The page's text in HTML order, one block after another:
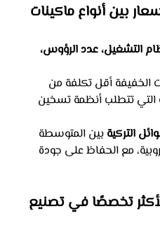
بين أنواع ماكينات
التشغيل، عدد الرؤوس،
الخفيفة أقل تكلفة من
التي تتطلب أنظمة تسخين
التركية بين المتوسطة
مع الحفاظ على جودة
الأكثر تخصصًا في تصنيع